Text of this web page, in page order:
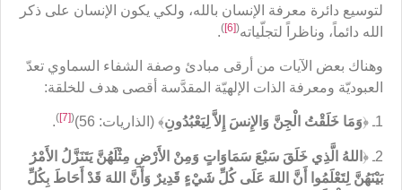
لتوسيع دائرة معرفة الإنسان بالله، ولكي يكون الإنسان على ذكر
الله دائماً، وناظراً لتجلّياته(
[6]
)
.
وهناك بعض الآيات من أرقى مبادئ وصفة الشفاء السماوي تعدّ
العبوديّة ومعرفة الذات الإلهيّة المقدَّسة أقصى هدف للخلقة:
1ـ ﴿ وَمَا خَلَقْتُ الْجِنَّ وَالإِنسَ إِلاَّ لِيَعْبُدُونِ﴾ (الذاريات: 56) (
[7]
)
.
2ـ ﴿
اللهُ الَّذِي خَلَقَ سَبْعَ سَمَاوَاتٍ وَمِنْ الأَرْضِ مِثْلَهُنَّ يَتَنَزَّلُ الأَمْرُ
بَيْنَهُنَّ لِتَعْلَمُوا أَنَّ اللهَ عَلَى كُلِّ شَيْءٍ قَدِيرٌ وَأَنَّ اللهَ قَدْ أَحَاطَ بِكُلِّ